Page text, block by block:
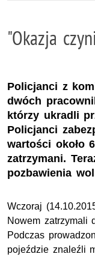
"Okazja
Policjanci z
dwóch
którzy ukradli
Policjanci
wartości około
zatrzymani.
pozbawienia
Wczoraj
Nowem zatrzymali
Podczas
pojeździe znaleźli